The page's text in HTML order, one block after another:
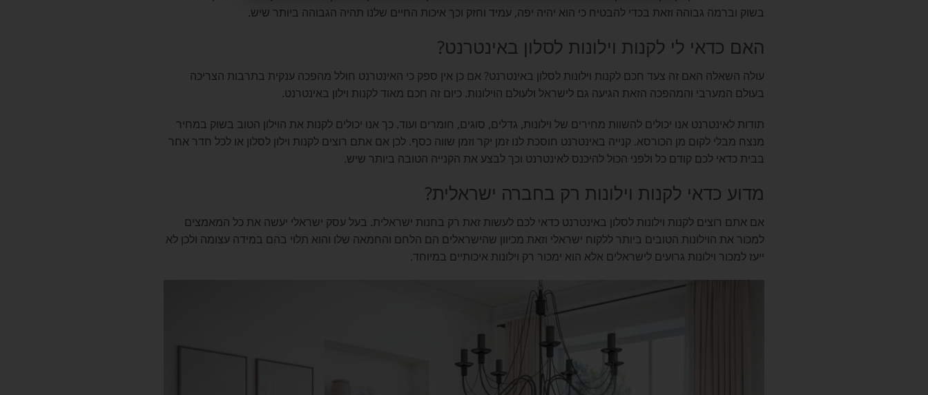
בשוק וברמה גבוהה וזאת בכדי להבטיח כי הוא יהיה יפה, עמיד וחזק וכך איכות החיים שלנו תהיה הגבוהה ביותר שיש.
האם כדאי לי לקנות וילונות לסלון באינטרנט?
עולה השאלה האם זה צעד חכם לקנות וילונות לסלון באינטרנט? אם כן אין ספק כי האינטרנט חולל מהפכה ענקית בתרבות הצריכה
בעולם המערבי והמהפכה הזאת הגיעה גם לישראל ולעולם הוילונות. כיום זה חכם מאוד לקנות וילון באינטרנט.
תודות לאינטרנט אנו יכולים להשוות מחירים של וילונות, גדלים, סוגים, חומרים ועוד. כך אנו יכולים לקנות את הוילון הטוב בשוק במחיר
מנצח מבלי לקום מן הכורסא. קנייה באינטרנט חוסכת לנו זמן יקר וזמן שווה כסף. לכן אם אתם רוצים לקנות וילון לסלון או לכל חדר אחר
בבית כדאי לכם קודם כל ולפני הכול להיכנס לאינטרנט וכך לבצע את הקנייה הטובה ביותר שיש.
מדוע כדאי לקנות וילונות רק בחברה ישראלית?
אם אתם רוצים לקנות וילונות לסלון באינטרנט כדאי לכם לעשות זאת רק בחנות ישראלית. בעל עסק ישראלי יעשה את כל המאמצים
למכור את הוילונות הטובים ביותר ללקוח ישראלי וזאת מכיוון שהישראלים הם הלחם והחמאה שלו והוא תלוי בהם במידה עצומה ולכן לא
ייעז למכור וילונות גרועים לישראלים אלא הוא ימכור רק וילונות איכותיים במיוחד.